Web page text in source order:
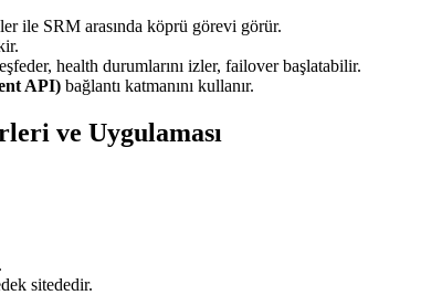
ile SRM arasında köprü görevi görür.
health durumlarını izler, failover başlatabilir.
API) bağlantı katmanını kullanır.
ve Uygulaması
sitededir.